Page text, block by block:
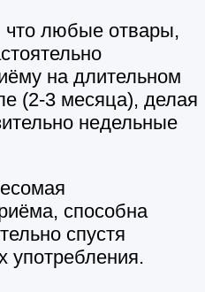
что любые отвары,
на длительном
(2-3 месяца), делая
недельные
способна
спустя
употребления.